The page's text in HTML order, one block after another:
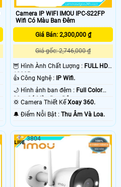
Camera IP WIFI IMOU IPC-S22FP
Wifi Có Màu Ban Đêm
Giá Bán: 2,300,000 ₫
Giá gốc: 2,746,000 ₫
🦉 Hình Ành Chất Lượng : FULL HD
1080P .
👍 Công Nghệ : IP Wifi.
🌙 Hình ảnh ban đêm : Full Color
30m Có Màu Ban Ðêm.
💢 Camera Thiết KếXoay 360.
️🔔 Điểm Nỗi Bật :Thu Âm Và Loa.
3804